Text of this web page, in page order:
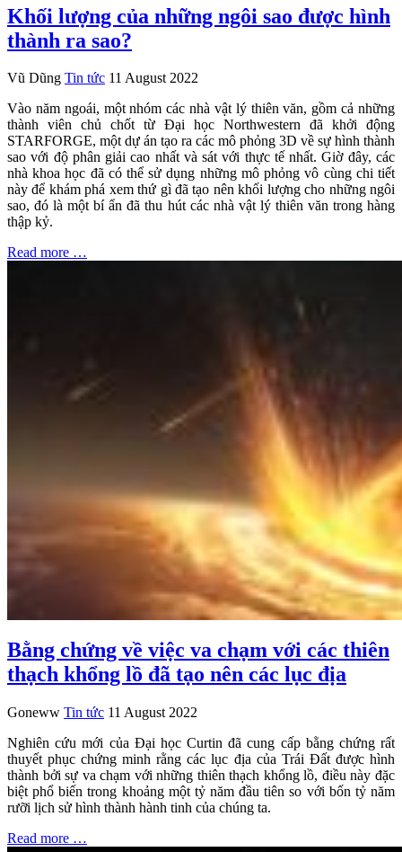
Khối lượng của những ngôi sao được hình
thành ra sao?
Vũ Dũng Tin tức 11 August 2022
Vào năm ngoái, một nhóm các nhà vật lý thiên văn, gồm cả những
thành viên chủ chốt từ Đại học Northwestern đã khởi động
STARFORGE, một dự án tạo ra các mô phỏng 3D về sự hình thành
sao với độ phân giải cao nhất và sát với thực tế nhất. Giờ đây, các
nhà khoa học đã có thể sử dụng những mô phỏng vô cùng chi tiết
này để khám phá xem thứ gì đã tạo nên khối lượng cho những ngôi
sao, đó là một bí ẩn đã thu hút các nhà vật lý thiên văn trong hàng
thập kỷ.
Read more …
Bằng chứng về việc va chạm với các thiên
thạch khổng lồ đã tạo nên các lục địa
Goneww Tin tức 11 August 2022
Nghiên cứu mới của Đại học Curtin đã cung cấp bằng chứng rất
thuyết phục chứng minh rằng các lục địa của Trái Đất được hình
thành bởi sự va chạm với những thiên thạch khổng lồ, điều này đặc
biệt phổ biến trong khoảng một tỷ năm đầu tiên so với bốn tỷ năm
rưỡi lịch sử hình thành hành tinh của chúng ta.
Read more …